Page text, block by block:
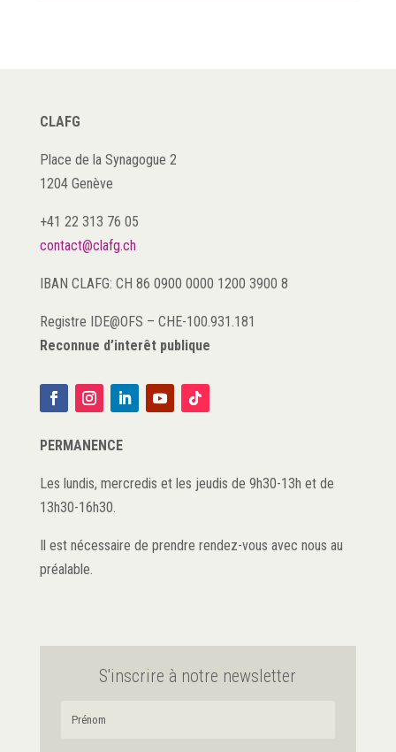
CLAFG
Place de la Synagogue 2
1204 Genève
+41 22 313 76 05
contact@clafg.ch
IBAN CLAFG: CH 86 0900 0000 1200 3900 8
Registre IDE@OFS – CHE-100.931.181
Reconnue d’interêt publique
PERMANENCE
Les lundis, mercredis et les jeudis de 9h30-13h et de
13h30-16h30.
Il est nécessaire de prendre rendez-vous avec nous au
préalable.
S'inscrire à notre newsletter